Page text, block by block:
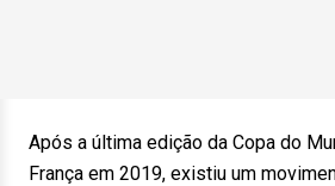
Após a última edição da Copa do
França em 2019, existiu um